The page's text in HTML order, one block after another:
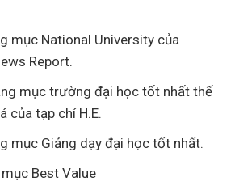
mục National University của
Report.
mục trường đại học tốt nhất thế
của tạp chí H.E.
mục Giảng dạy đại học tốt nhất.
Best Value